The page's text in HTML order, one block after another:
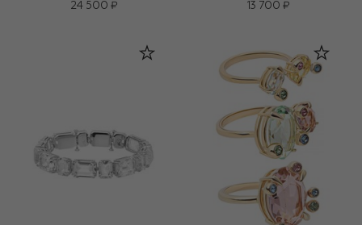
24 500 ₽
13 700 ₽